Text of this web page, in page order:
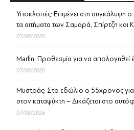
Υποκλοπές: Επιμένει στη συγκάλυψη
τα αιτήματα των Σαμαρά, Σπίρτζη και
07/08/2026
Marfin: Προθεσμία για να απολογηθεί
07/08/2026
Μυστράς: Στο εδώλιο ο 55χρονος
στον καταψύκτη – Δικάζεται στο
07/08/2026